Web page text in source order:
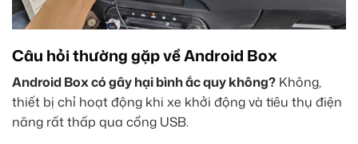
Câu hỏi thường gặp về Android Box
Android Box có gây hại bình ắc quy không? Không,
thiết bị chỉ hoạt động khi xe khởi động và tiêu thụ điện
năng rất thấp qua cổng USB.